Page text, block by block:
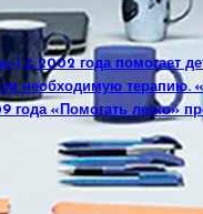
с 2002 года
необходимую
«Помогать легко»